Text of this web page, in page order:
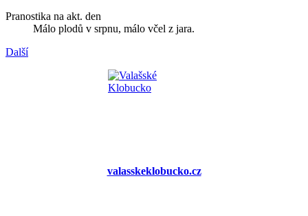
Pranostika na akt. den
Málo plodů v srpnu, málo včel z jara.
Další
valasskeklobucko.cz